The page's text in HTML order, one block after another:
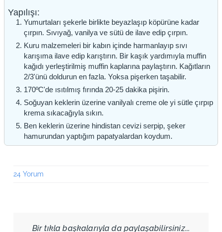
Yapılışı:
Yumurtaları şekerle birlikte beyazlaşıp köpürüne kadar
çırpın. Sıvıyağ, vanilya ve sütü de ilave edip çırpın.
Kuru malzemeleri bir kabın içinde harmanlayıp sıvı
karışıma ilave edip karıştırın. Bir kaşık yardımıyla muffin
kağıdı yerleştirilmiş muffin kaplarına paylaştırın. Kağıtların
2/3'ünü doldurun en fazla. Yoksa pişerken taşabilir.
170ºC'de ısıtılmış fırında 20-25 dakika pişirin.
Soğuyan keklerin üzerine vanilyalı creme ole yi sütle çırpıp
krema sıkacağıyla sıkın.
Ben keklerin üzerine hindistan cevizi serpip, şeker
hamurundan yaptığım papatyalardan koydum.
24 Yorum
Bir tıkla başkalarıyla da paylaşabilirsiniz...